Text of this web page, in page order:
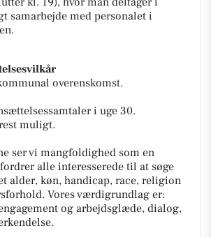
samarbejde med personalet i
overenskomst.
i uge 30.
muligt.
ser vi mangfoldighed som en
alle interesserede til at søge
alder, køn, handicap, race, religion
Vores værdigrundlag er:
og arbejdsglæde, dialog,